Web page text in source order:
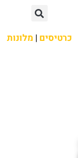
כרטיסים | מלונות